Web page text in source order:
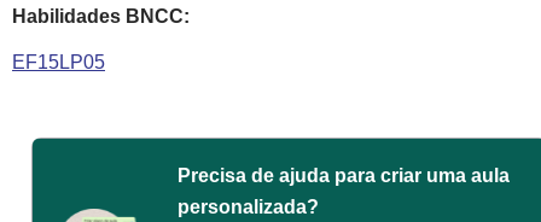
Habilidades BNCC:
EF15LP05
Precisa de ajuda para criar uma aula
personalizada?